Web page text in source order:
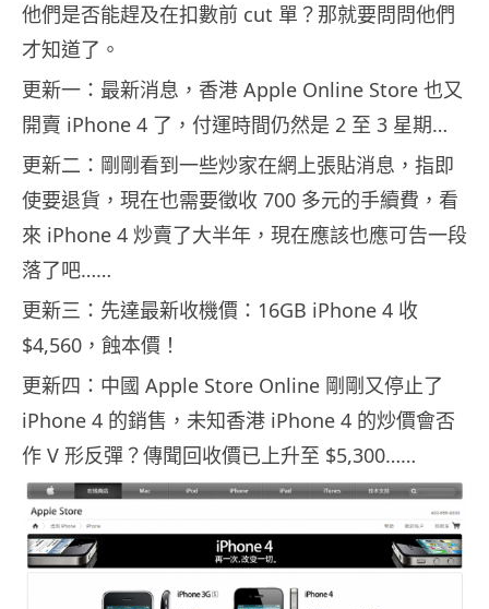
他們是否能趕及在扣數前 cut 單？那就要問問他們
才知道了。
更新一：最新消息，香港 Apple Online Store 也又
開賣 iPhone 4 了，付運時間仍然是 2 至 3 星期…
更新二：剛剛看到一些炒家在網上張貼消息，指即
使要退貨，現在也需要徵收 700 多元的手續費，看
來 iPhone 4 炒賣了大半年，現在應該也應可告一段
落了吧……
更新三：先達最新收機價：16GB iPhone 4 收
$4,560，蝕本價！
更新四：中國 Apple Store Online 剛剛又停止了
iPhone 4 的銷售，未知香港 iPhone 4 的炒價會否
作 V 形反彈？傳聞回收價已上升至 $5,300……